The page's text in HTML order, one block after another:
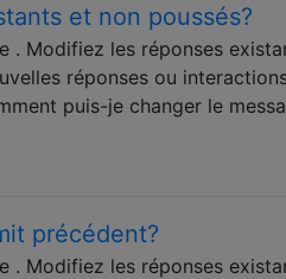
et non poussés?
. Modifiez les réponses
réponses ou
puis-je changer le
précédent?
. Modifiez les réponses